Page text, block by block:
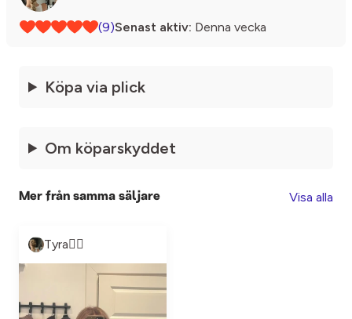
(9)Senast aktiv: Denna vecka
Köpa via plick
Om köparskyddet
Mer från samma säljare Visa alla
Tyra❤️‍🔥